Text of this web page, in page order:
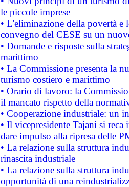
le piccole imprese
• L'eliminazione della povertà
convegno del CESE su un
• Domande e risposte sulla
marittimo
• La Commissione presenta la
turismo costiero e marittimo
• Orario di lavoro: la
il mancato rispetto della
• Cooperazione industriale: un
• Il vicepresidente Tajani si
dare impulso alla ripresa delle
• La relazione sulla struttura
rinascita industriale
• La relazione sulla struttura
opportunità di una